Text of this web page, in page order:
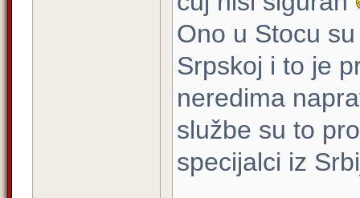
Ono u Stocu
Srpskoj i to je
neredima
službe su to
specijalci iz